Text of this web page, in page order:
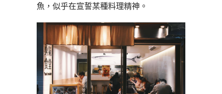
魚，似乎在宣誓某種料理精神。